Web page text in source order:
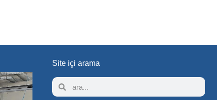
Site içi arama